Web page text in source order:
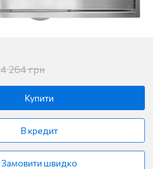
4 264 грн
Купити
В кредит
Замовити швидко